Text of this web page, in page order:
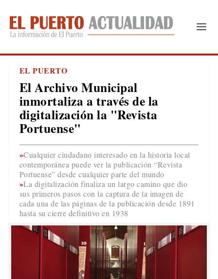
EL PUERTO
El Archivo Municipal
inmortaliza a través de la
digitalización la "Revista
Portuense"
Cualquier ciudadano interesado en la historia local
contemporánea puede ver la publicación “Revista
Portuense” desde cualquier parte del mundo
La digitalización finaliza un largo camino que dio
sus primeros pasos con la captura de la imagen de
cada una de las páginas de la publicación desde 1891
hasta su cierre definitivo en 1938